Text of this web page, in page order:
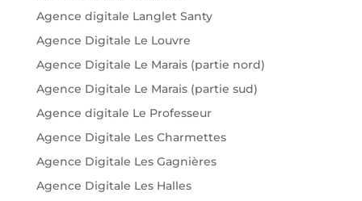
Agence digitale Langlet Santy
Agence Digitale Le Louvre
Agence Digitale Le Marais (partie nord)
Agence Digitale Le Marais (partie sud)
Agence digitale Le Professeur
Agence Digitale Les Charmettes
Agence Digitale Les Gagnières
Agence Digitale Les Halles